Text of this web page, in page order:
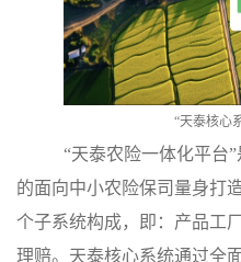
“天泰核心
“天泰农险一体化平台
的面向中小农险保司量身打
个子系统构成，即：产品工
理赔。天泰核心系统通过全